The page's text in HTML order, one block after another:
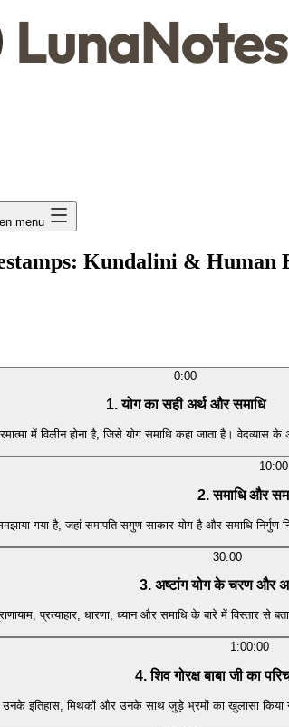
menu
Kundalini & Human
0:00
1. योग का सही अर्थ और समाधि
में विलीन होना है, जिसे योग समाधि कहा जाता है। वेदव्यास
10:00
2. समाधि और
गया है, जहां समापति सगुण साकार योग है और समाधि निर्गुण
30:00
3. अष्टांग योग के चरण और
प्रत्याहार, धारणा, ध्यान और समाधि के बारे में विस्तार से
1:00:00
4. शिव गोरक्ष बाबा जी का
उनके इतिहास, मिथकों और उनके साथ जुड़े भ्रमों का खुलासा